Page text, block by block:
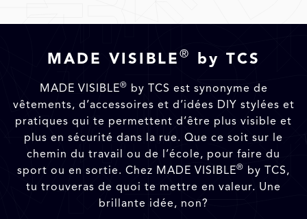
MADE VISIBLE ® by TCS
MADE VISIBLE® by TCS est synonyme de
vêtements, d’accessoires et d’idées DIY stylées et
pratiques qui te permettent d’être plus visible et
plus en sécurité dans la rue. Que ce soit sur le
chemin du travail ou de l’école, pour faire du
sport ou en sortie. Chez MADE VISIBLE® by TCS,
tu trouveras de quoi te mettre en valeur. Une
brillante idée, non?